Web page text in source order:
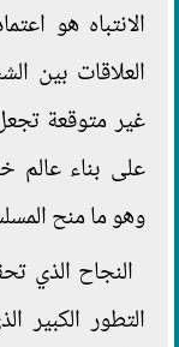
الانتباه هو
العلاقات بين
غير متوقعة
على بناء عالم
وهو ما منح
النجاح الذي
التطور الكبير